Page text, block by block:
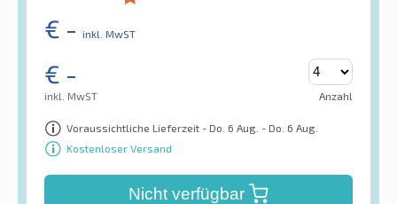
€ - inkl. MwST
€ -
inkl. MwST Anzahl
Voraussichtliche Lieferzeit - Do. 6 Aug. - Do. 6 Aug.
Kostenloser Versand
Nicht verfügbar